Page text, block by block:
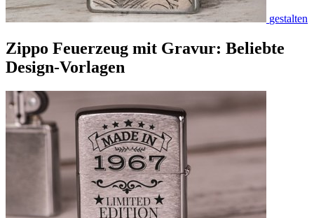
gestalten
Zippo Feuerzeug mit Gravur: Beliebte
Design-Vorlagen